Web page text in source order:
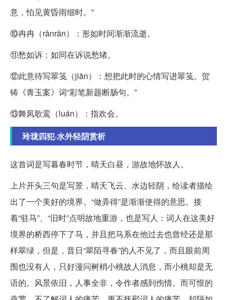
意，怕见黄昏雨细时。”
⑩冉冉（rǎnrǎn）：形如时间渐渐流逝。
⑪愁如诉：如同在诉说愁绪。
⑫此意待写翠笺（jiān）：想把此时的心情写进翠笺。贺
铸《青玉案》词“彩笔新题断肠句。”
⑬舞凤歌鸾（luán）：指欢会。
玲珑四犯·水外轻阴赏析
这首词是写暮春时节，晴天白昼，游故地怀故人。
上片开头三句是写景，晴天飞云、水边轻阴，给读者描绘
出了一个美好的境界。“做弄得”是渐渐使得的意思。接
着“驻马”、“旧时”点明故地重游，也是写人：词人在这美好
境界的桥西停下了马，并且把马系在他过去也曾经还是那
样翠绿，但是，昔日“翠陌寻春”的人不见了，而且眼前周
围也没有人，只好漫问树梢小桃故人消息，而小桃却是无
语的。风景依旧，人事全非，令作者感到伤情。而可恨的